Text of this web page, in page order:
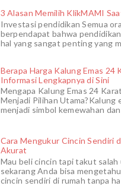
3 Alasan Memilih KlikMAMI
Investasi pendidikan Semua
berpendapat bahwa
hal yang sangat penting yang
Berapa Harga Kalung Emas 24
Informasi Lengkapnya di Sini
Mengapa Kalung Emas 24
Menjadi Pilihan Utama?Kalung
menjadi simbol kemewahan
Cara Mengukur Cincin Sendiri
Akurat
Mau beli cincin tapi takut salah
sekarang Anda bisa
cincin sendiri di rumah tanpa